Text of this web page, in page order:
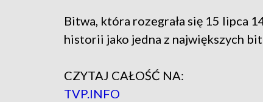
Bitwa, która rozegrała się 15 lipca
historii jako jedna z największych
CZYTAJ CAŁOŚĆ NA:
TVP.INFO